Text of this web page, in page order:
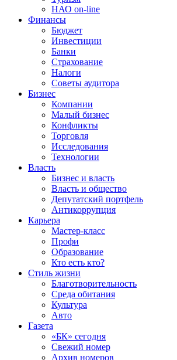
НАО on-line
Финансы
Бюджет
Инвестиции
Банки
Страхование
Налоги
Советы аудитора
Бизнес
Компании
Малый бизнес
Конфликты
Торговля
Исследования
Технологии
Власть
Бизнес и власть
Власть и общество
Депутатский портфель
Антикоррупция
Карьера
Мастер-класс
Профи
Образование
Кто есть кто?
Стиль жизни
Благотворительность
Среда обитания
Культура
Авто
Газета
«БК» сегодня
Свежий номер
Архив номеров